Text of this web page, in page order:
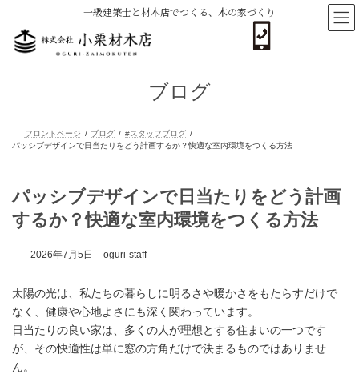
一級建築士と材木店でつくる、木の家づくり
ブログ
パッシブデザインで日当たりをどう計画
するか？快適な室内環境をつくる方法
2026年7月5日 oguri-staff
太陽の光は、私たちの暮らしに明るさや暖かさをもたらすだけで
なく、健康や心地よさにも深く関わっています。
日当たりの良い家は、多くの人が理想とする住まいの一つです
が、その快適性は単に窓の方角だけで決まるものではありませ
ん。